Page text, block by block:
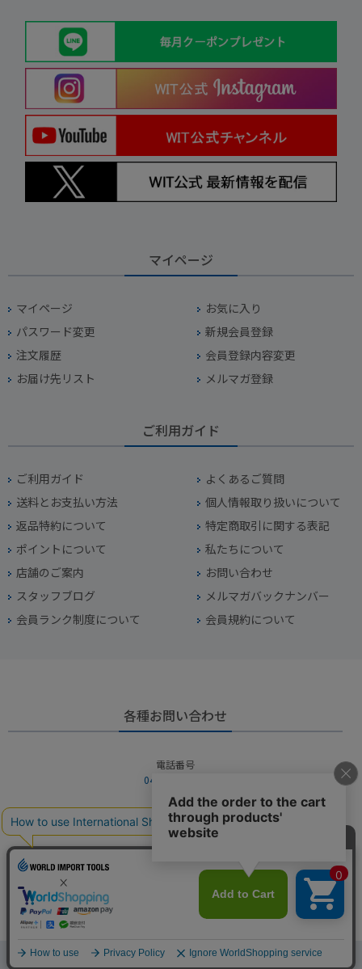
マイページ
マイページ
お気に入り
パスワード変更
新規会員登録
注文履歴
会員登録内容変更
お届け先リスト
メルマガ登録
ご利用ガイド
ご利用ガイド
よくあるご質問
送料とお支払い方法
個人情報取り扱いについて
返品特約について
特定商取引に関する表記
ポイントについて
私たちについて
店舗のご案内
お問い合わせ
スタッフブログ
メルマガバックナンバー
会員ランク制度について
会員規約について
各種お問い合わせ
電話番号
045-949-2451
営業時間
10：00～19：00
お問い合わせフォームからお問い合わせ
Copyright © WORLD IMPORT TOOLS All rights reserved.